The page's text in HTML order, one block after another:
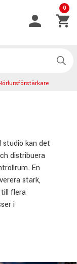
0
studio kan det
distribuera
En
stark,
till flera
i